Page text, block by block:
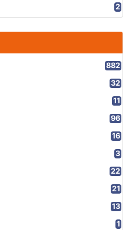
2
882
32
11
96
16
3
22
21
13
1